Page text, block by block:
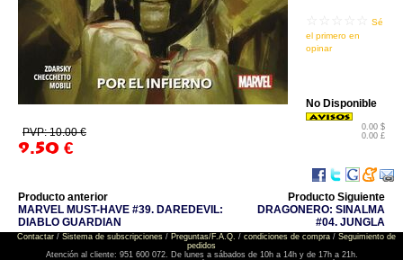
Sé
el primero en
opinar
PVP: 10.00 €
9.50 €
0.00 $
0.00 £
No Disponible
Producto anterior
MARVEL MUST-HAVE #39. DAREDEVIL:
DIABLO GUARDIAN
Producto Siguiente
DRAGONERO: SINALMA
#04. JUNGLA
Contactar/ Sistema de subscripciones/ Preguntas/F.A.Q. / condiciones de compra/ Seguimiento de
pedidos
Atención al cliente: 951 600 072. De lunes a sábados de 10h a 14h y de 17h a 21h.